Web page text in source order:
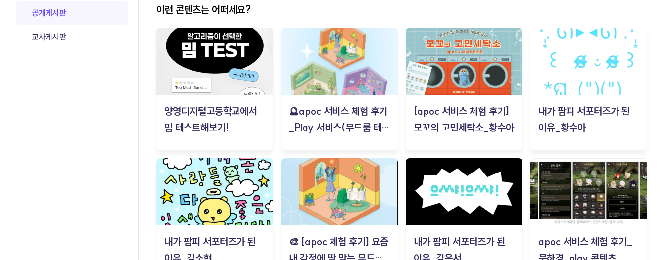
공개게시판
교사게시판
이런 콘텐츠는 어떠세요?
양영디지털고등학교에서
밈 테스트해보기!
🔮apoc 서비스 체험 후기
_Play 서비스(무드룸 테스
[apoc 서비스 체험 후기]
모꼬의 고민세탁소_황수아
내가 팜피 서포터즈가 된
이유_황수아
내가 팜피 서포터즈가 된
🎨 [apoc 체험 후기] 요즘
내가 팜피 서포터즈가 된
apoc 서비스 체험 후기_